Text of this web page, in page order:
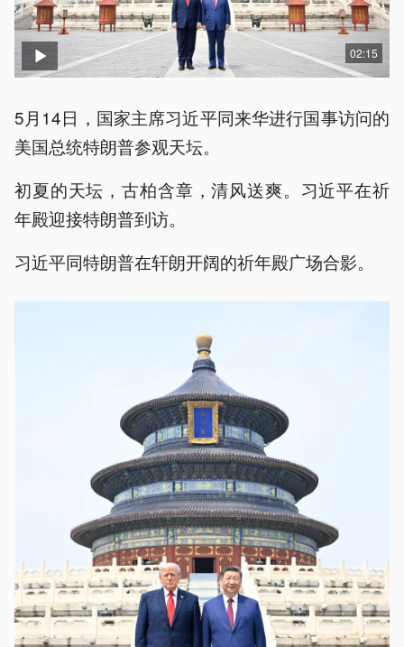
02:15
5月14日，国家主席习近平同来华进行国事访问的
美国总统特朗普参观天坛。
初夏的天坛，古柏含章，清风送爽。习近平在祈
年殿迎接特朗普到访。
习近平同特朗普在轩朗开阔的祈年殿广场合影。